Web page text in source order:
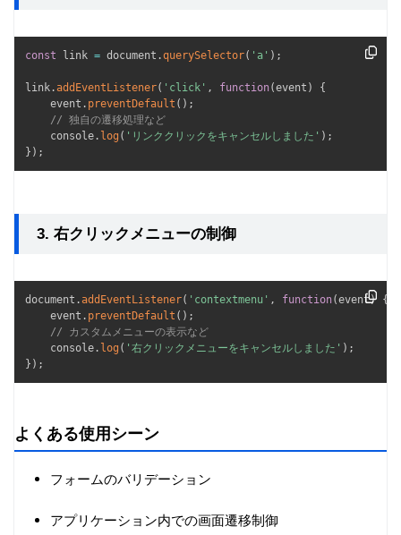
const link = document .querySelector( 'a' ) ;
link .addEventListener( 'click' , function(event )
{
    event
. preventDefault ( ) ;
// 独自の遷移処理など
    console
. log ( 'リンククリックをキャンセルしました' ) ;
} ) ;
3. 右クリックメニューの制御
document .addEventListener( 'contextmenu' , function(event) {
    event
. preventDefault ( ) ;
// カスタムメニューの表示など
    console
. log ( '右クリックメニューをキャンセルしました' ) ;
} ) ;
よくある使用シーン
フォームのバリデーション
アプリケーション内での画面遷移制御